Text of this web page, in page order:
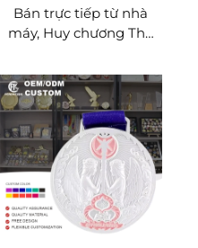
Bán trực tiếp từ nhà
máy, Huy chương Thể
thưởng Marathon, Huy
chương Chạy bộ, Trò
chơi Thể thao, Huy
chương Kim loại